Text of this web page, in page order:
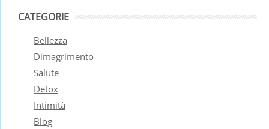
CATEGORIE
Bellezza
Dimagrimento
Salute
Detox
Intimità
Blog